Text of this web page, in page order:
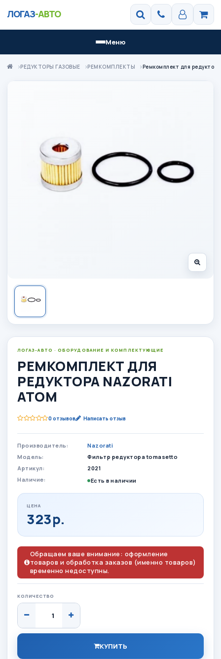
ЛОГАЗ-АВТО
Меню
РЕДУКТОРЫ ГАЗОВЫЕ РЕМКОМПЛЕКТЫ
ЛОГАЗ-АВТО · ОБОРУДОВАНИЕ И КОМПЛЕКТУЮЩИЕ
РЕМКОМПЛЕКТ ДЛЯ
РЕДУКТОРА NAZORATI
ATOM
0 отзывов Написать отзыв
Производитель:
Nazorati
Модель:
Фильтр редуктора tomasetto
Артикул:
2021
Наличие:
Есть в наличии
ЦЕНА
323р.
Обращаем ваше внимание: оформление
товаров и обработка заказов (именно товаров)
временно недоступны.
КОЛИЧЕСТВО
КУПИТЬ